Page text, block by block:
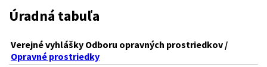
Úradná tabuľa
Verejné vyhlášky Odboru opravných prostriedkov /
Opravné prostriedky